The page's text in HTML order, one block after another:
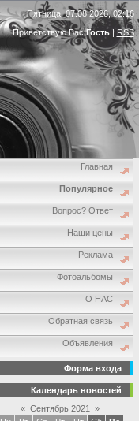
Пятница, 07.08.2026, 02:16
Приветствую ВасГость| RSS
Главная
Популярное
Вопрос? Ответ
Наши цены
Реклама
Фотоальбомы
О НАС
Обратная связь
Объявления
Форма входа
Календарь новостей
« Сентябрь 2021
»